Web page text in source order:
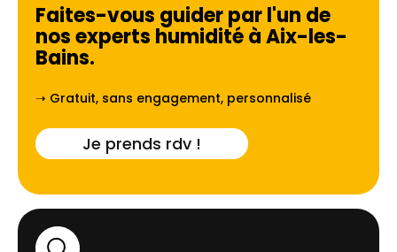
Faites-vous guider par l'un de
nos experts humidité àAix-les-
Bains.
➝ Gratuit, sans engagement, personnalisé
Je prends rdv !